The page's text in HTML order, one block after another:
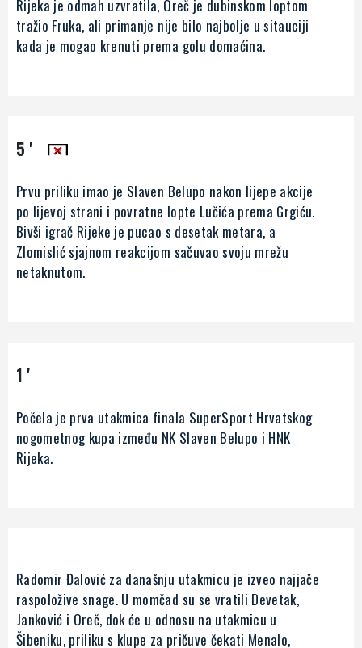
Rijeka je odmah uzvratila, Oreč je dubinskom loptom
tražio Fruka, ali primanje nije bilo najbolje u sitauciji
kada je mogao krenuti prema golu domaćina.
5 '
Prvu priliku imao je Slaven Belupo nakon lijepe akcije
po lijevoj strani i povratne lopte Lučića prema Grgiću.
Bivši igrač Rijeke je pucao s desetak metara, a
Zlomislić sjajnom reakcijom sačuvao svoju mrežu
netaknutom.
1 '
Počela je prva utakmica finala SuperSport Hrvatskog
nogometnog kupa između NK Slaven Belupo i HNK
Rijeka.
Radomir Đalović za današnju utakmicu je izveo najjače
raspoložive snage. U momčad su se vratili Devetak,
Janković i Oreč, dok će u odnosu na utakmicu u
Šibeniku, priliku s klupe za pričuve čekati Menalo,